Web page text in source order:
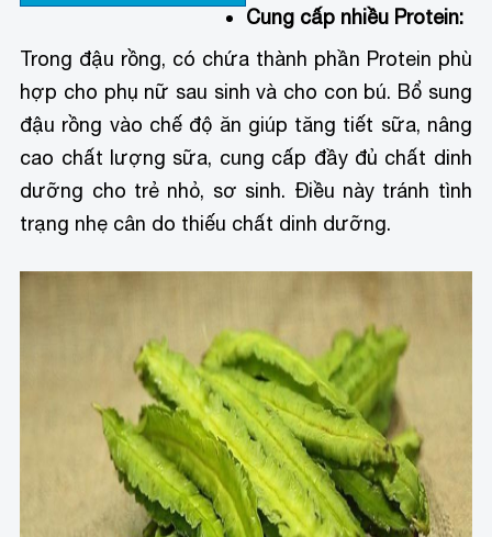
Cung cấp nhiều Protein:
Trong đậu rồng, có chứa thành phần Protein phù
hợp cho phụ nữ sau sinh và cho con bú. Bổ sung
đậu rồng vào chế độ ăn giúp tăng tiết sữa, nâng
cao chất lượng sữa, cung cấp đầy đủ chất dinh
dưỡng cho trẻ nhỏ, sơ sinh. Điều này tránh tình
trạng nhẹ cân do thiếu chất dinh dưỡng.